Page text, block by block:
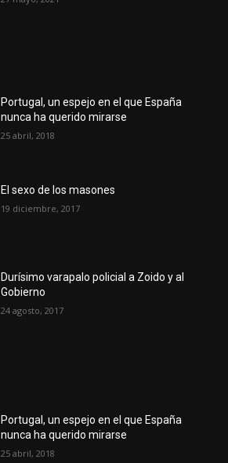
Portugal, un espejo en el que España
nunca ha querido mirarse
25 abril, 2018
El sexo de los masones
19 diciembre, 2017
Durísimo varapalo policial a Zoido y al
Gobierno
24 agosto, 2017
Portugal, un espejo en el que España
nunca ha querido mirarse
25 abril, 2018